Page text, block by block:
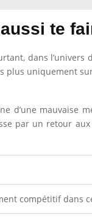
te
dans l’univers
plus uniquement
d’une mauvaise
par un retour
compétitif dans